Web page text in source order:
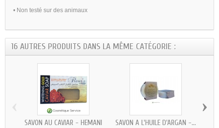
• Non testé sur des animaux
16 AUTRES PRODUITS DANS LA MÊME CATÉGORIE :
SAVON AU CAVIAR - HEMANI SAVON À L'HUILE D'ARGAN -...
›